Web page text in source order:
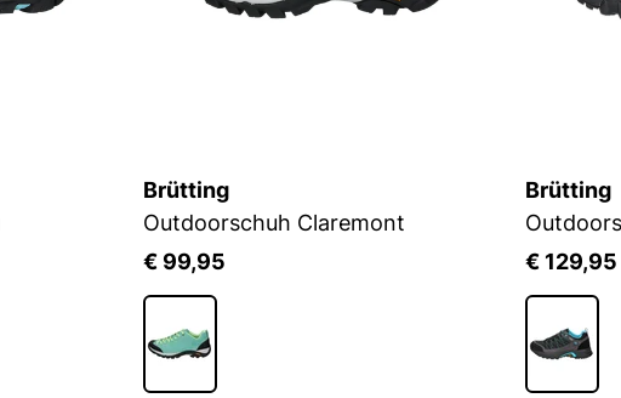
Brütting
Outdoorschuh Claremont
€ 99,95
Brütting
€ 129,95